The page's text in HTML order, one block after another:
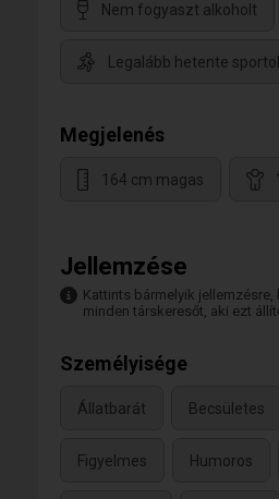
Nem fogyaszt alkoholt
Legalább hetente sportol
Megjelenés
164 cm magas
Jellemzése
Kattints bármelyik jellemzésre,
minden társkeresőt, aki ezt
Személyisége
Állatbarát Becsületes
Figyelmes Humoros